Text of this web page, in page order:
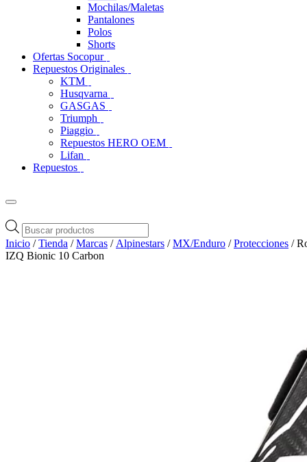
Mochilas/Maletas
Pantalones
Polos
Shorts
Ofertas Socopur
Repuestos Originales
KTM
Husqvarna
GASGAS
Triumph
Piaggio
Repuestos HERO OEM
Lifan
Repuestos
Búsqueda
de
productos
Inicio /Tienda /Marcas / Alpinestars /MX/Enduro /Protecciones /
IZQ Bionic 10 Carbon